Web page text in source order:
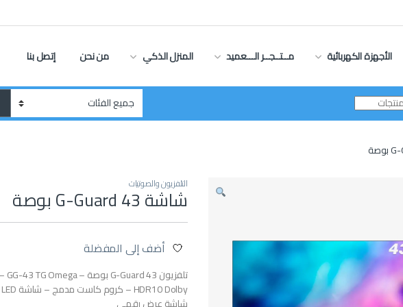
الأجهزة الكهربائية مــتــجــر الـــعميد المنزل الذكي من نحن إتصل بنا
التلفزيون والصوتيات
شاشة G-Guard 43 بوصة
أضف إلى المفضلة